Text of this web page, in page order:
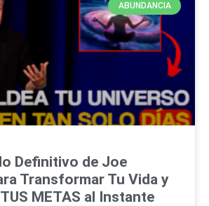
ABUNDANCIA
Definitivo de Joe
Transformar Tu Vida y
METAS al Instante